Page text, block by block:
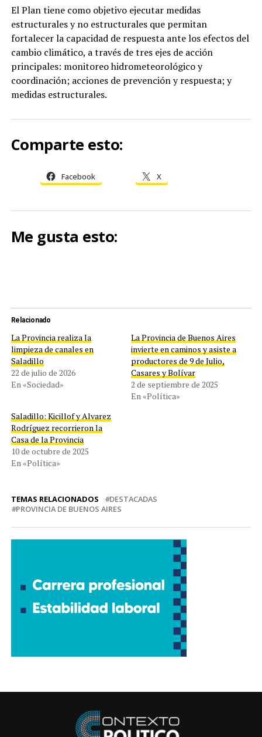
El Plan tiene como objetivo ejecutar medidas
estructurales y no estructurales que permitan
fortalecer la capacidad de respuesta ante los efectos del
cambio climático, a través de tres ejes de acción
principales: monitoreo hidrometeorológico y
coordinación; acciones de prevención y respuesta; y
medidas estructurales.
Comparte esto:
Facebook X
Me gusta esto:
Relacionado
La Provincia realiza la
limpieza de canales en
Saladillo
22 de julio de 2026
En «Sociedad»
La Provincia de Buenos Aires
invierte en caminos y asiste a
productores de 9 de Julio,
Casares y Bolívar
2 de septiembre de 2025
En «Política»
Saladillo: Kicillof y Alvarez
Rodríguez recorrieron la
Casa de la Provincia
10 de octubre de 2025
En «Política»
TEMAS RELACIONADOS
DESTACADAS
PROVINCIA DE BUENOS AIRES